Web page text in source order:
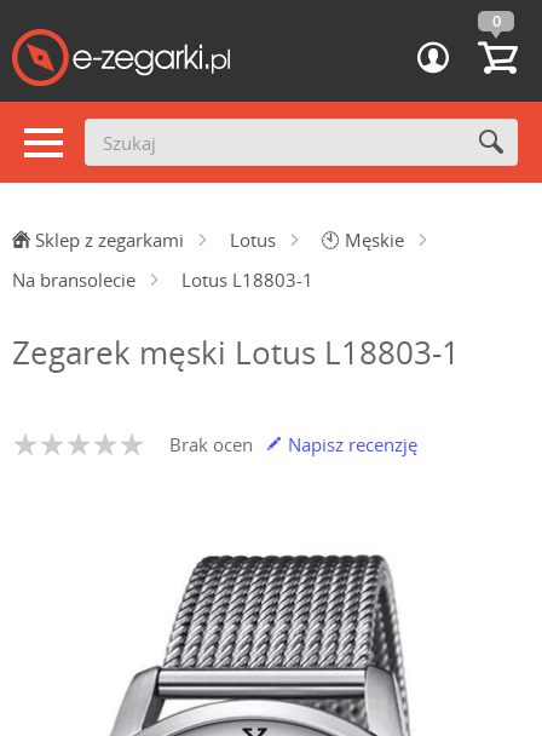
0
Sklep z zegarkami Lotus 🕙 Męskie
Na bransolecie
Lotus L18803-1
Zegarek męski Lotus L18803-1
Brak ocen Napisz recenzję